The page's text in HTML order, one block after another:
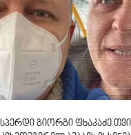
გიორგი ფხაკაძე